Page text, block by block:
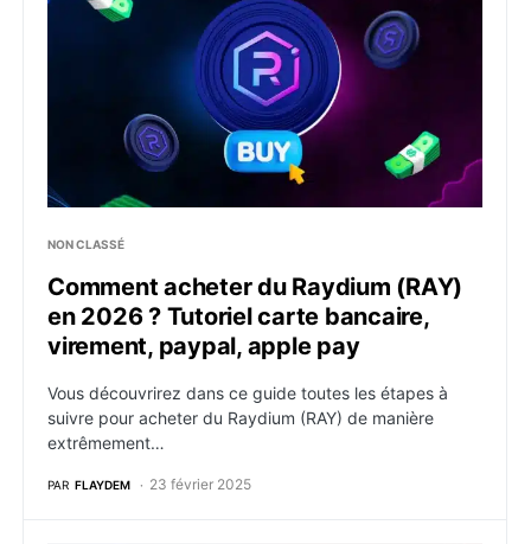
NON CLASSÉ
Comment acheter du Raydium (RAY)
en 2026 ? Tutoriel carte bancaire,
virement, paypal, apple pay
Vous découvrirez dans ce guide toutes les étapes à
suivre pour acheter du Raydium (RAY) de manière
extrêmement…
PAR FLAYDEM 23 février 2025